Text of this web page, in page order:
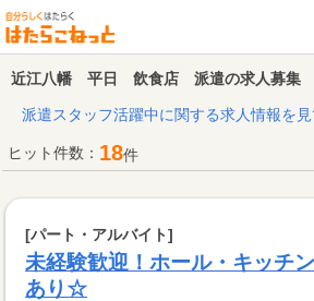
近江八幡 平日 飲食店 派遣の求人募集
派遣スタッフ活躍中に関する求人情報を見
ヒット件数： 18件
[パート・アルバイト]
未経験歓迎！ホール・キッチ
あり☆